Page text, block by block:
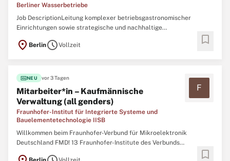
Berliner Wasserbetriebe
Job DescriptionLeitung komplexer betriebsgastronomischer
Einrichtungen sowie strategische und nachhaltige
Wasserbetriebe Weiterentwicklung eines modernen und
location_on BerlinscheduleVollzeit bookmark
fiber_newNEU vor 3 Tagen
Mitarbeiter*in – Kaufmännische
Verwaltung (all genders)
Fraunhofer-Institut für Integrierte Systeme und
Bauelementetechnologie IISB
F
Willkommen beim Fraunhofer-Verbund für Mikroelektronik
Deutschland FMD! 13 Fraunhofer-Institute des Verbunds
bookmark